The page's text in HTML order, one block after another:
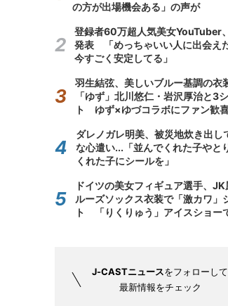
の方が出場機会ある」の声が
登録者60万超人気美女YouTuber
発表 「めっちゃいい人に出会え
今すごく安定してる」
羽生結弦、美しいブルー基調の衣
「ゆず」北川悠仁・岩沢厚治と3
ト ゆず×ゆづコラボにファン歓
ダレノガレ明美、被災地炊き出し
な心遣い...「並んでくれた子やと
くれた子にシールを」
ドイツの美女フィギュア選手、JK
ルーズソックス衣装で「激カワ」
ト 「りくりゅう」アイスショー
J-CASTニュースをフォローして
最新情報をチェック